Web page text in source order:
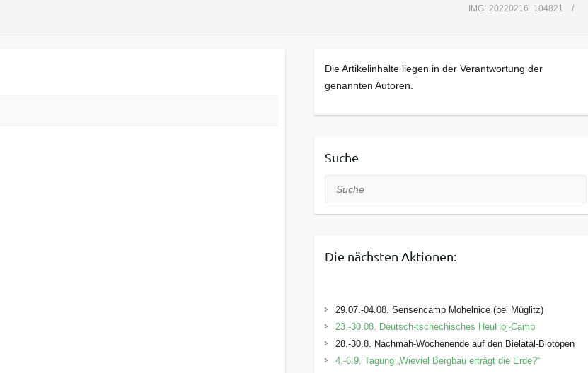
IMG_20220216_104821
Die Artikelinhalte liegen in der Verantwortung der
genannten Autoren.
Suche
Suche
Die nächsten Aktionen:
29.07.-04.08. Sensencamp Mohelnice (bei Müglitz)
23.-30.08. Deutsch-tschechisches HeuHoj-Camp
28.-30.8. Nachmäh-Wochenende auf den Bielatal-Biotopen
4.-6.9. Tagung „Wieviel Bergbau erträgt die Erde?“